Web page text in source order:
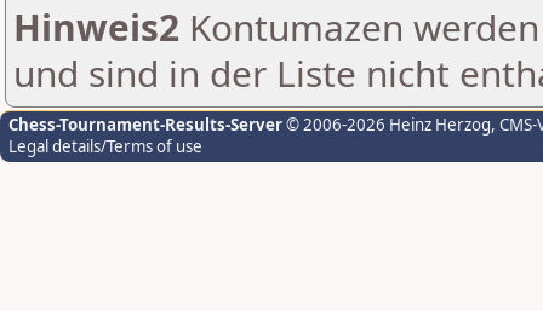
Hinweis2 Kontumazen
und sind in der Liste nicht
Chess-Tournament-Results-Server© 2006-2026 Heinz Herzog,
Legal details/Terms of use